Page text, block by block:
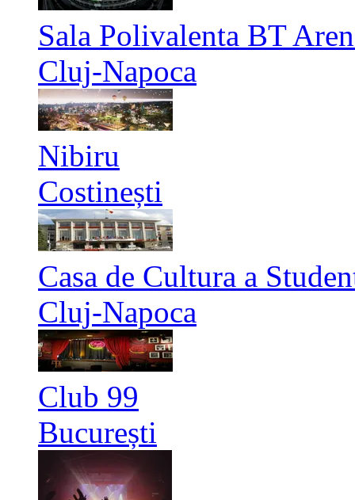
Sala Polivalenta BT
Cluj-Napoca
Nibiru
Costinești
Casa de Cultura a
Cluj-Napoca
Club 99
București